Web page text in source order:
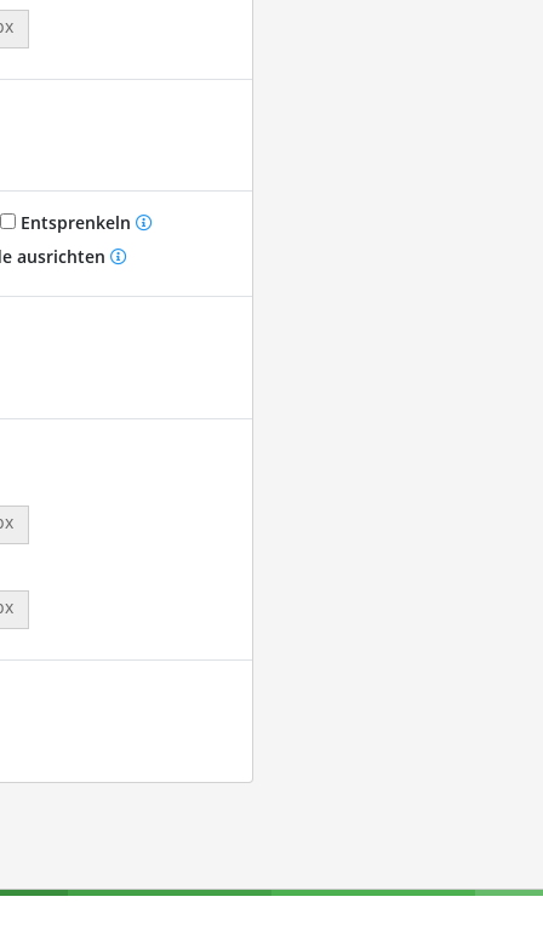
Entsprenkeln
ausrichten